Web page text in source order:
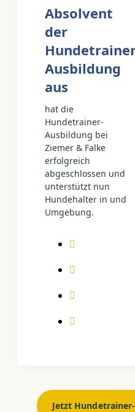
Absolvent
der
Ausbildung
aus
hat die
Hundetrainer-
Ausbildung bei
Ziemer & Falke
erfolgreich
abgeschlossen und
unterstützt nun
Hundehalter in und
Umgebung.
Jetzt